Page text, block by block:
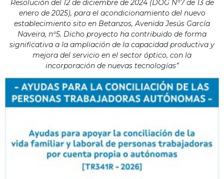
Resolución del 12 de diciembre de 2024 (DOG Nº7 de 13 de
enero de 2025), para el acondicionamiento del nuevo
establecimiento sito en Betanzos, Avenida Jesús García
Naveira, nº5. Dicho proyecto ha contribuido de forma
significativa a la ampliación de la capacidad productiva y
mejora del servicio en el sector óptico, con la
incorporación de nuevas tecnologías”